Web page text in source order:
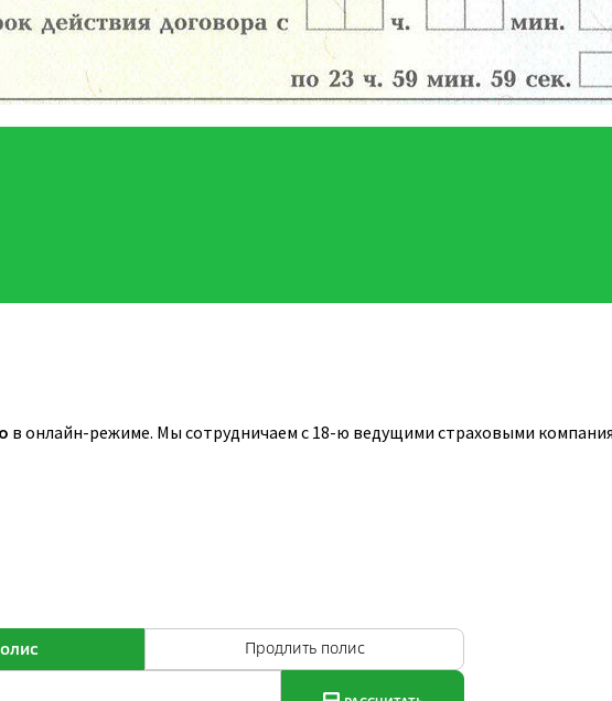
в онлайн-режиме. Мы сотрудничаем с 18-ю ведущими страховыми